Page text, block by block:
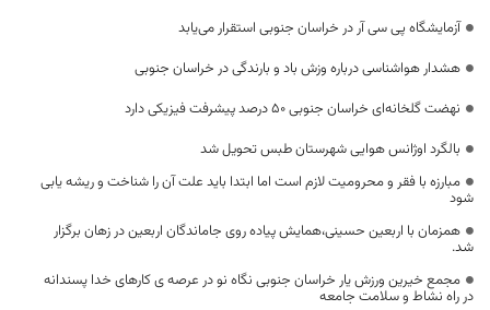
آزمایشگاه پی سی آر در خراسان جنوبی استقرار می‌یابد
هشدار هواشناسی درباره وزش باد و بارندگی در خراسان جنوبی
نهضت گلخانه‌ای خراسان جنوبی ۵۰ درصد پیشرفت فیزیکی دارد
بالگرد اوژانس هوایی شهرستان طبس تحویل شد
مبارزه با فقر و محرومیت لازم است اما ابتدا باید علت آن را شناخت و ریشه یابی
شود
همزمان با اربعین حسینی،همایش پیاده روی جاماندگان اربعین در زهان برگزار
شد.
مجمع خیرین ورزش یار خراسان جنوبی نگاه نو در عرصه ی کارهای خدا پسندانه
در راه نشاط و سلامت جامعه